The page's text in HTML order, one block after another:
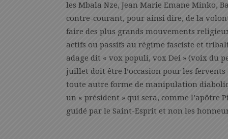
les Mbala Nze, Jean Marie Emane Minko,
contre-courant, pour ainsi dire, de la
faire des plus grands mouvements
actifs ou passifs au régime fasciste et
adage dit « vox populi, vox Dei » (voix du
juillet doit être l’occasion pour les
toute autre forme de manipulation
un « président » qui sera, comme l’apôtre
guidé par le Saint-Esprit et non les